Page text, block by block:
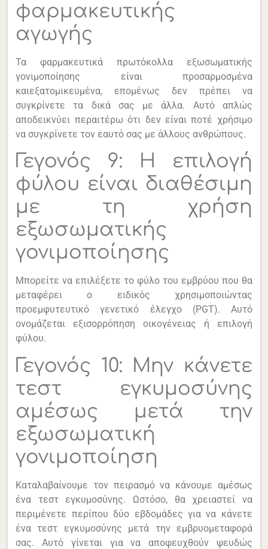
φαρμακευτικής
αγωγής
Τα φαρμακευτικά πρωτόκολλα εξωσωματικής
γονιμοποίησης είναι προσαρμοσμένα
καιεξατομικευμένα, επομένως δεν πρέπει να
συγκρίνετε τα δικά σας με άλλα. Αυτό απλώς
αποδεικνύει περαιτέρω ότι δεν είναι ποτέ χρήσιμο
να συγκρίνετε τον εαυτό σας με άλλους ανθρώπους.
Γεγονός 9: Η επιλογή
φύλου είναι διαθέσιμη
με τη χρήση
εξωσωματικής
γονιμοποίησης
Μπορείτε να επιλέξετε το φύλο του εμβρύου που θα
μεταφέρει ο ειδικός χρησιμοποιώντας
προεμφυτευτικό γενετικό έλεγχο (PGT). Αυτό
ονομάζεται εξισορρόπηση οικογένειας ή επιλογή
φύλου.
Γεγονός 10: Μην κάνετε
τεστ εγκυμοσύνης
αμέσως μετά την
εξωσωματική
γονιμοποίηση
Καταλαβαίνουμε τον πειρασμό να κάνουμε αμέσως
ένα τεστ εγκυμοσύνης. Ωστόσο, θα χρειαστεί να
περιμένετε περίπου δύο εβδομάδες για να κάνετε
ένα τεστ εγκυμοσύνης μετά την εμβρυομεταφορά
σας. Αυτό γίνεται για να αποφευχθούν ψευδώς